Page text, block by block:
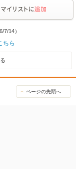
7/14）
ちら
ページの先頭へ